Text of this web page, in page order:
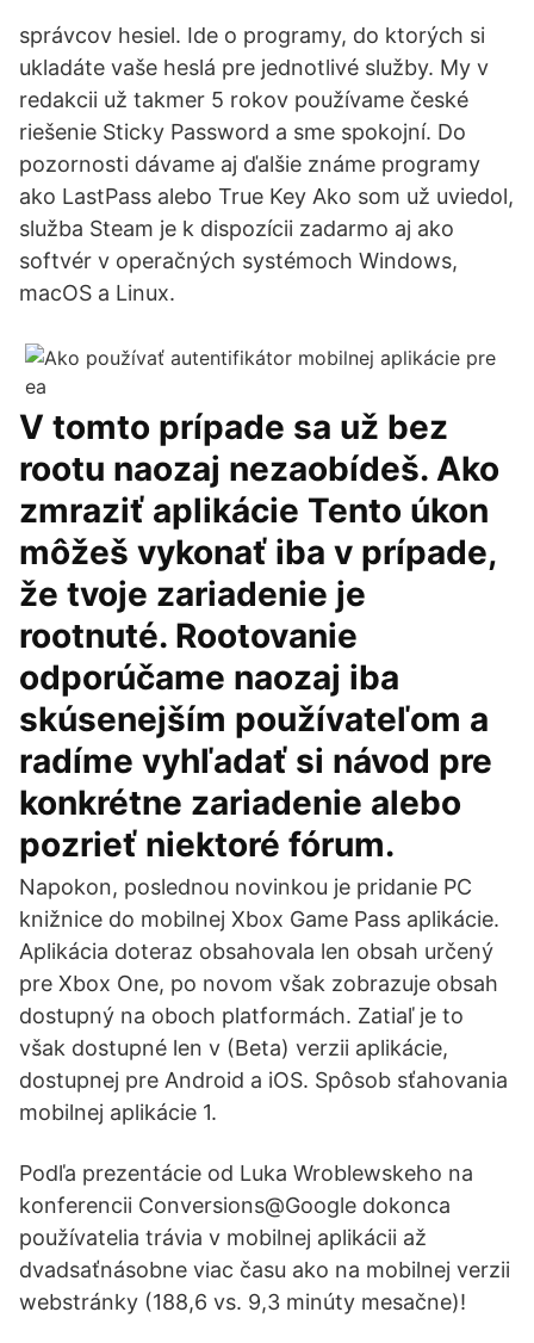
správcov hesiel. Ide o programy, do ktorých si
ukladáte vaše heslá pre jednotlivé služby. My v
redakcii už takmer 5 rokov používame české
riešenie Sticky Password a sme spokojní. Do
pozornosti dávame aj ďalšie známe programy
ako LastPass alebo True Key Ako som už uviedol,
služba Steam je k dispozícii zadarmo aj ako
softvér v operačných systémoch Windows,
macOS a Linux.
V tomto prípade sa už bez
rootu naozaj nezaobídeš. Ako
zmraziť aplikácie Tento úkon
môžeš vykonať iba v prípade,
že tvoje zariadenie je
rootnuté. Rootovanie
odporúčame naozaj iba
skúsenejším používateľom a
radíme vyhľadať si návod pre
konkrétne zariadenie alebo
pozrieť niektoré fórum.
Napokon, poslednou novinkou je pridanie PC
knižnice do mobilnej Xbox Game Pass aplikácie.
Aplikácia doteraz obsahovala len obsah určený
pre Xbox One, po novom však zobrazuje obsah
dostupný na oboch platformách. Zatiaľ je to
však dostupné len v (Beta) verzii aplikácie,
dostupnej pre Android a iOS. Spôsob sťahovania
mobilnej aplikácie 1.
Podľa prezentácie od Luka Wroblewskeho na
konferencii Conversions@Google dokonca
používatelia trávia v mobilnej aplikácii až
dvadsaťnásobne viac času ako na mobilnej verzii
webstránky (188,6 vs. 9,3 minúty mesačne)!